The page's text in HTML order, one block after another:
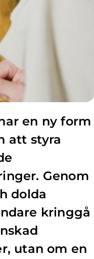
en ny form
att styra
Genom
dolda
kringgå
utan om en